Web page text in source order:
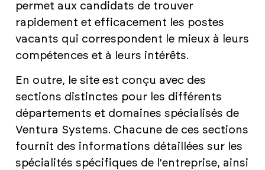
permet aux candidats de trouver
rapidement et efficacement les postes
vacants qui correspondent le mieux à leurs
compétences et à leurs intérêts.
En outre, le site est conçu avec des
sections distinctes pour les différents
départements et domaines spécialisés de
Ventura Systems. Chacune de ces sections
fournit des informations détaillées sur les
spécialités spécifiques de l'entreprise, ainsi